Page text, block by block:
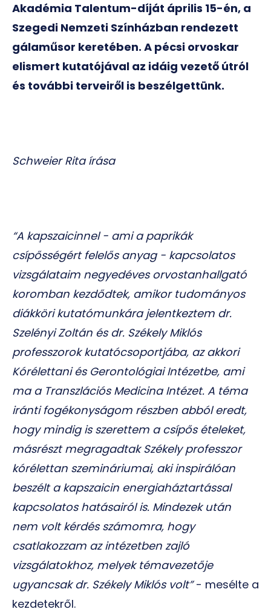
Akadémia Talentum-díját április 15-én, a
Szegedi Nemzeti Színházban rendezett
gálaműsor keretében. A pécsi orvoskar
elismert kutatójával az idáig vezető útról
és további terveiről is beszélgettünk.
Schweier Rita írása
“A kapszaicinnel - ami a paprikák
csípősségért felelős anyag - kapcsolatos
vizsgálataim negyedéves orvostanhallgató
koromban kezdődtek, amikor tudományos
diákköri kutatómunkára jelentkeztem dr.
Szelényi Zoltán és dr. Székely Miklós
professzorok kutatócsoportjába, az akkori
Kórélettani és Gerontológiai Intézetbe, ami
ma a Transzlációs Medicina Intézet. A téma
iránti fogékonyságom részben abból eredt,
hogy mindig is szerettem a csípős ételeket,
másrészt megragadtak Székely professzor
kórélettan szemináriumai, aki inspirálóan
beszélt a kapszaicin energiaháztartással
kapcsolatos hatásairól is. Mindezek után
nem volt kérdés számomra, hogy
csatlakozzam az intézetben zajló
vizsgálatokhoz, melyek témavezetője
ugyancsak dr. Székely Miklós volt”- mesélte a
kezdetekről.